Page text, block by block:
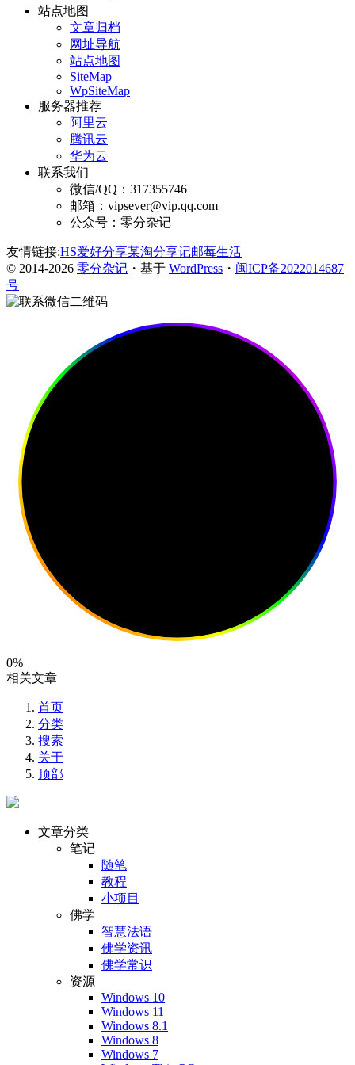
站点地图
文章归档
网址导航
站点地图
SiteMap
WpSiteMap
服务器推荐
阿里云
腾讯云
华为云
联系我们
微信/QQ：317355746
邮箱：vipsever@vip.qq.com
公众号：零分杂记
友情链接:HS爱好分享某淘分享记邮莓生活
© 2014-2026 零分杂记 ・基于 WordPress ・ 闽ICP备2022014687
号
0%
相关文章
首页
分类
搜索
关于
顶部
文章分类
笔记
随笔
教程
小项目
佛学
智慧法语
佛学资讯
佛学常识
资源
Windows 10
Windows 11
Windows 8.1
Windows 8
Windows 7